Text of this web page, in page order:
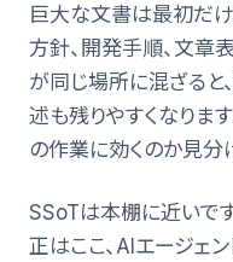
巨大な文書は最初だけ
方針、開発手順、文章
が同じ場所に混ざると
述も残りやすくなりま
の作業に効くのか見分
SSoTは本棚に近いで
正はここ、AIエージェ